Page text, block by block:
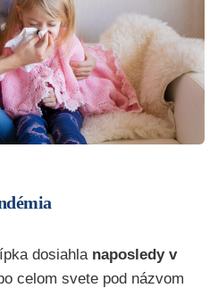
dosiahla naposledy v
celom svete pod názvom